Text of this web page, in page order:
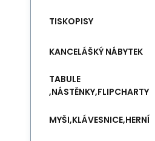
TISKOPISY
KANCELÁŠKÝ NÁBYTEK
TABULE
,NÁSTĚNKY,FLIPCHARTY
MYŠI,KLÁVESNICE,HERNÍ